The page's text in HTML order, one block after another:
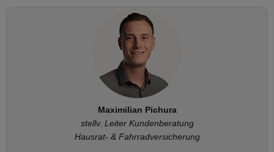
Maximilian Pichura
stellv. Leiter Kundenberatung
Hausrat- & Fahrradversicherung